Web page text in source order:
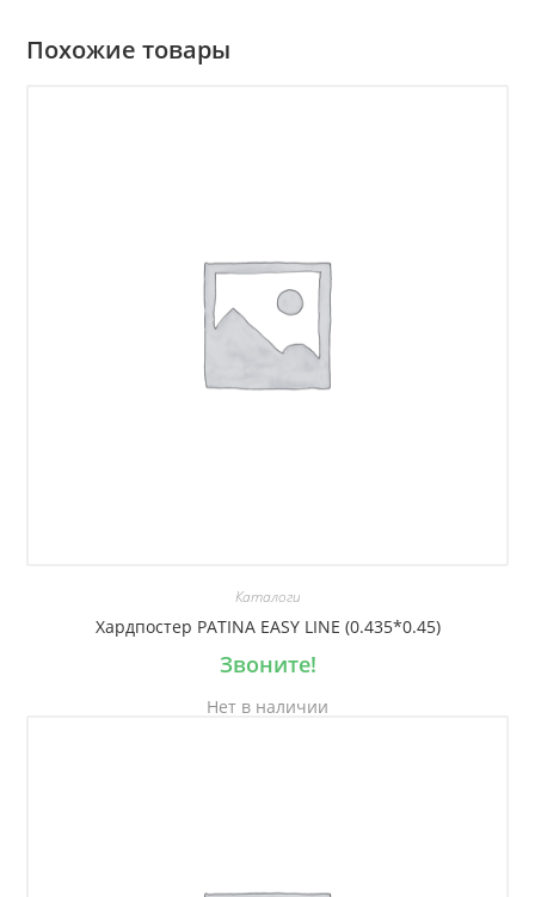
Похожие товары
Каталоги
Хардпостер PATINA EASY LINE (0.435*0.45)
Звоните!
Нет в наличии